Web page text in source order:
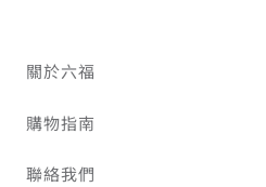
關於六福
購物指南
聯絡我們